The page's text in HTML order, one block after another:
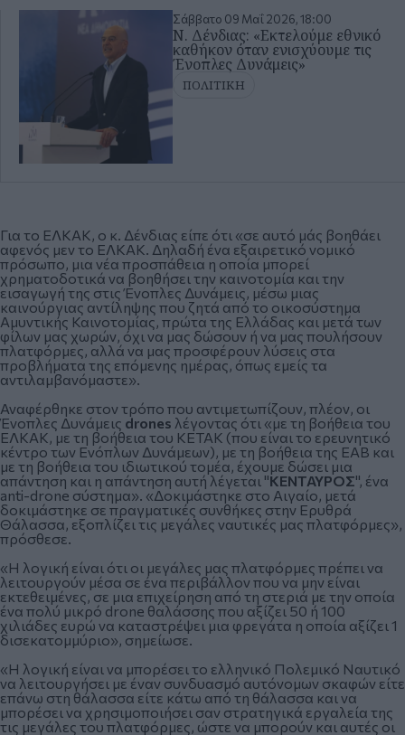
Σάββατο 09 Μαΐ 2026, 18:00
Ν. Δένδιας: «Εκτελούμε εθνικό
καθήκον όταν ενισχύουμε τις
Ένοπλες Δυνάμεις»
ΠΟΛΙΤΙΚΗ
Για το ΕΛΚΑΚ, ο κ. Δένδιας είπε ότι «σε αυτό μάς βοηθάει
αφενός μεν το ΕΛΚΑΚ. Δηλαδή ένα εξαιρετικό νομικό
πρόσωπο, μια νέα προσπάθεια η οποία μπορεί
χρηματοδοτικά να βοηθήσει την καινοτομία και την
εισαγωγή της στις Ένοπλες Δυνάμεις, μέσω μιας
καινούργιας αντίληψης που ζητά από το οικοσύστημα
Αμυντικής Καινοτομίας, πρώτα της Ελλάδας και μετά των
φίλων μας χωρών, όχι να μας δώσουν ή να μας πουλήσουν
πλατφόρμες, αλλά να μας προσφέρουν λύσεις στα
προβλήματα της επόμενης ημέρας, όπως εμείς τα
αντιλαμβανόμαστε».
Αναφέρθηκε στον τρόπο που αντιμετωπίζουν, πλέον, οι
Ένοπλες Δυνάμεις drones λέγοντας ότι «με τη βοήθεια του
ΕΛΚΑΚ, με τη βοήθεια του ΚΕΤΑΚ (που είναι το ερευνητικό
κέντρο των Ενόπλων Δυνάμεων), με τη βοήθεια της ΕΑΒ και
με τη βοήθεια του ιδιωτικού τομέα, έχουμε δώσει μια
απάντηση και η απάντηση αυτή λέγεται "ΚΕΝΤΑΥΡΟΣ", ένα
anti-drone σύστημα». «Δοκιμάστηκε στο Αιγαίο, μετά
δοκιμάστηκε σε πραγματικές συνθήκες στην Ερυθρά
Θάλασσα, εξοπλίζει τις μεγάλες ναυτικές μας πλατφόρμες»,
πρόσθεσε.
«Η λογική είναι ότι οι μεγάλες μας πλατφόρμες πρέπει να
λειτουργούν μέσα σε ένα περιβάλλον που να μην είναι
εκτεθειμένες, σε μια επιχείρηση από τη στεριά με την οποία
ένα πολύ μικρό drone θαλάσσης που αξίζει 50 ή 100
χιλιάδες ευρώ να καταστρέψει μια φρεγάτα η οποία αξίζει 1
δισεκατομμύριο», σημείωσε.
«Η λογική είναι να μπορέσει το ελληνικό Πολεμικό Ναυτικό
να λειτουργήσει με έναν συνδυασμό αυτόνομων σκαφών είτε
επάνω στη θάλασσα είτε κάτω από τη θάλασσα και να
μπορέσει να χρησιμοποιήσει σαν στρατηγικά εργαλεία της
τις μεγάλες του πλατφόρμες, ώστε να μπορούν και αυτές οι